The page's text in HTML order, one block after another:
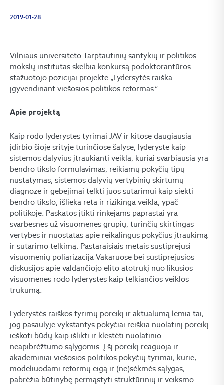
2019-01-28
Vilniaus universiteto Tarptautinių santykių ir politikos
mokslų institutas skelbia konkursą podoktorantūros
stažuotojo pozicijai projekte „Lydersytės raiška
įgyvendinant viešosios politikos reformas.“
Apie projektą
Kaip rodo lyderystės tyrimai JAV ir kitose daugiausia
įdirbio šioje srityje turinčiose šalyse, lyderystė kaip
sistemos dalyvius įtraukianti veikla, kuriai svarbiausia yra
bendro tikslo formulavimas, reikiamų pokyčių tipų
nustatymas, sistemos dalyvių vertybinių skirtumų
diagnozė ir gebėjimai telkti juos sutarimui kaip siekti
bendro tikslo, išlieka reta ir rizikinga veikla, ypač
politikoje. Paskatos įtikti rinkėjams paprastai yra
svarbesnės už visuomenės grupių, turinčių skirtingas
vertybes ir nuostatas apie reikalingus pokyčius įtraukimą
ir sutarimo telkimą. Pastaraisiais metais sustiprėjusi
visuomenių poliarizacija Vakaruose bei sustiprėjusios
diskusijos apie valdančiojo elito atotrūkį nuo likusios
visuomenės rodo lyderystės kaip telkiančios veiklos
trūkumą.
Lyderystės raiškos tyrimų poreikį ir aktualumą lemia tai,
jog pasaulyje vykstantys pokyčiai reiškia nuolatinį poreikį
ieškoti būdų kaip išlikti ir klestėti nuolatinio
neapibrėžtumo sąlygomis. Į šį poreikį reaguoja ir
akademiniai viešosios politikos pokyčių tyrimai, kurie,
modeliuodami reformų eigą ir (ne)sėkmės sąlygas,
pabrėžia būtinybę permąstyti struktūrinių ir veiksmo